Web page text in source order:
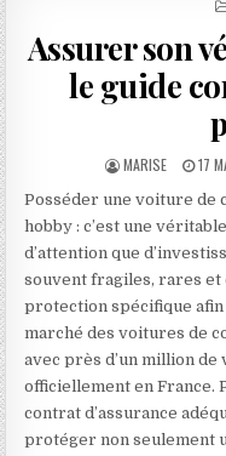
Assurer son
le guide
AUTHOR:
MARISE 17
Posséder une voiture de
hobby : c’est une
d’attention que
souvent fragiles, rares et
protection spécifique
marché des voitures de
avec près d’un million
officiellement en France.
contrat d’assurance
protéger non seulement